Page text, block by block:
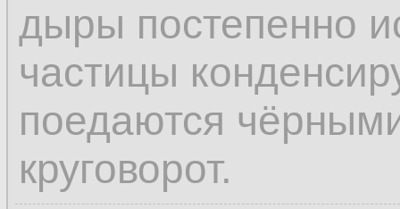
дыры постепенно
частицы
поедаются
круговорот.